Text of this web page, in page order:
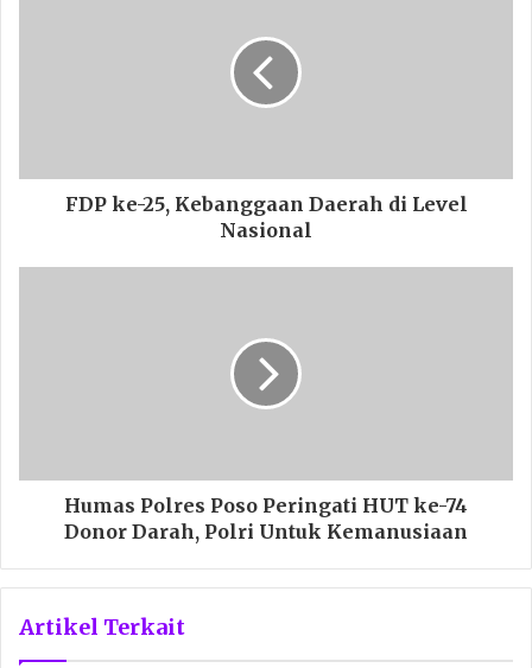
FDP ke-25, Kebanggaan Daerah di Level
Nasional
Humas Polres Poso Peringati HUT ke-74
Donor Darah, Polri Untuk Kemanusiaan
Artikel Terkait